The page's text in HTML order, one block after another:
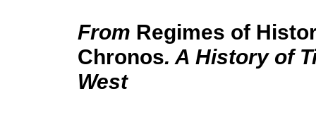
From Regimes of
Chronos. A History of
West